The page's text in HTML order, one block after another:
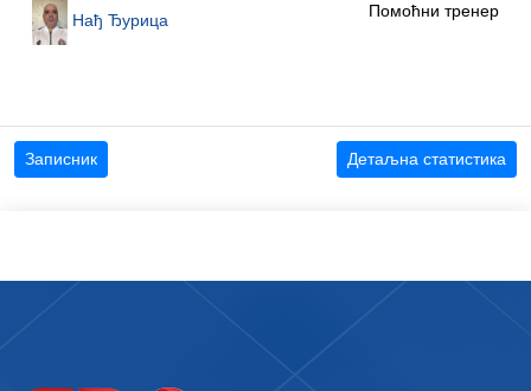
Нађ Ђурица Помоћни тренер
Записник Детаљна статистика